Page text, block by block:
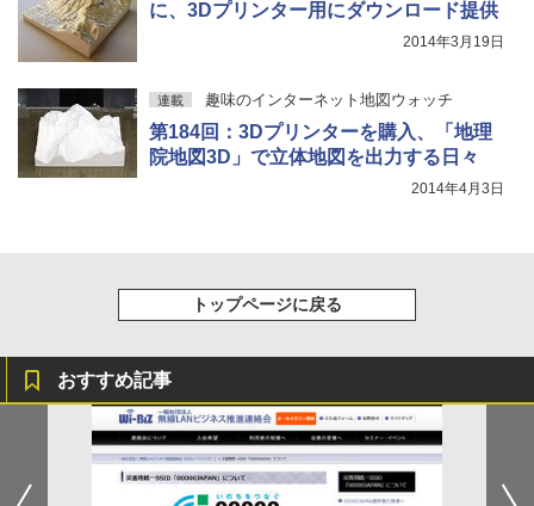
に、3Dプリンター用にダウンロード提供
2014年3月19日
連載 趣味のインターネット地図ウォッチ
第184回：3Dプリンターを購入、「地理
院地図3D」で立体地図を出力する日々
2014年4月3日
トップページに戻る
おすすめ記事